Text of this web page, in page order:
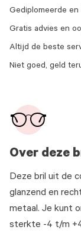
Over deze
Deze bril uit de
glanzend en
metaal. Je kunt
sterkte -4 t/m
Gediplomeerde
Gratis advies en
Altijd de beste
Niet goed, geld